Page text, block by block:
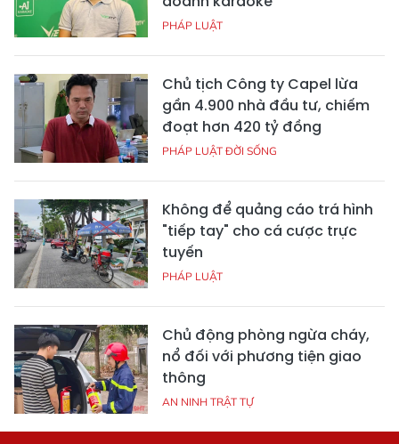
PHÁP LUẬT
Chủ tịch Công ty Capel lừa
gần 4.900 nhà đầu tư, chiếm
đoạt hơn 420 tỷ đồng
PHÁP LUẬT ĐỜI SỐNG
Không để quảng cáo trá hình
"tiếp tay" cho cá cược trực
tuyến
PHÁP LUẬT
Chủ động phòng ngừa cháy,
nổ đối với phương tiện giao
thông
AN NINH TRẬT TỰ